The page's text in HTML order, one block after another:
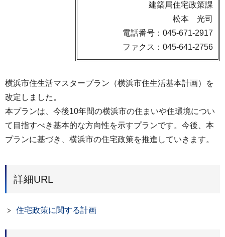
建築局住宅政策課
松本 光司
電話番号：045-671-2917
ファクス：045-641-2756
横浜市住生活マスタープラン（横浜市住生活基本計画）を
改定しました。
本プランは、今後10年間の横浜市の住まいや住環境につい
て目指すべき基本的な方向性を示すプランです。今後、本
プランに基づき、横浜市の住宅政策を推進していきます。
詳細URL
住宅政策に関する計画